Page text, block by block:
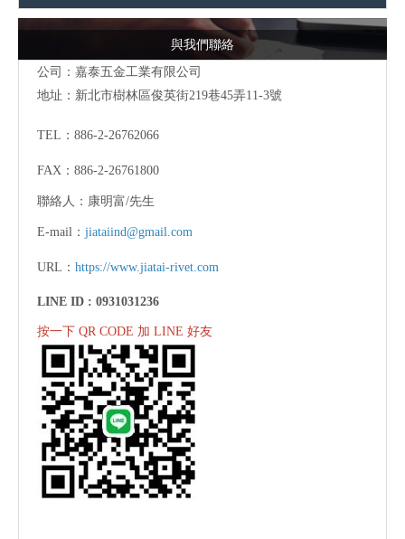
與我們聯絡
公司：嘉泰五金工業有限公司
地址： 新北市樹林區俊英街219巷45弄11-3號
TEL：886-2-26762066
FAX：886-2-26761800
聯絡人：康明富/先生
E-mail： jiataiind@gmail.com
URL： https://www.jiatai-rivet.com
LINE ID : 0931031236
按一下 QR CODE 加 LINE 好友